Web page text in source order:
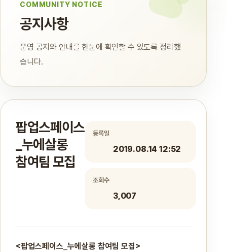
COMMUNITY NOTICE
공지사항
운영 공지와 안내를 한눈에 확인할 수 있도록 정리했
습니다.
팝업스페이스
_누에살롱
참여팀 모집
등록일
2019.08.14 12:52
조회수
3,007
<팝업스페이스 누에살롱 참여팀 모집>